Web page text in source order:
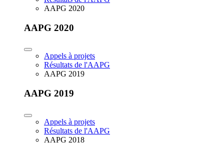
AAPG 2020
AAPG 2020
Appels à projets
Résultats de l'AAPG
AAPG 2019
AAPG 2019
Appels à projets
Résultats de l'AAPG
AAPG 2018